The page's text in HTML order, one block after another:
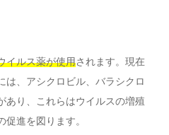
イルス薬が使用されます。現在
は、アシクロビル、バラシクロ
あり、これらはウイルスの増殖
進を図ります。